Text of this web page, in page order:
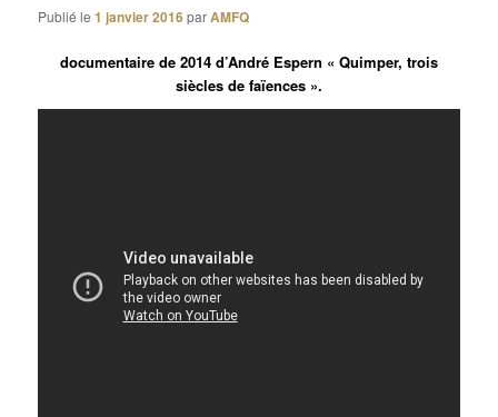
Publié le1 janvier 2016parAMFQ
documentaire de 2014 d’André Espern « Quimper, trois
siècles de faïences ».